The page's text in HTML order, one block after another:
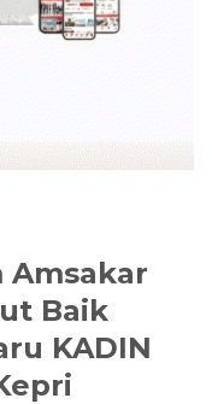
Amsakar
Baik
KADIN